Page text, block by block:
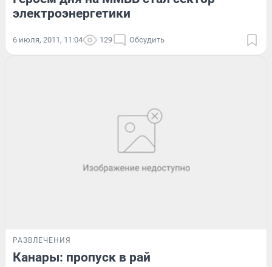
электроэнергетики
6 июля, 2011, 11:04 129 Обсудить
РАЗВЛЕЧЕНИЯ
Канары: пропуск в рай